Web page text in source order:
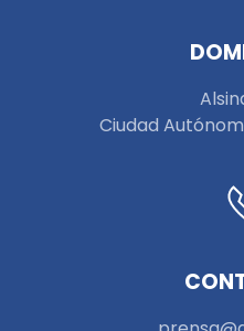
Ciudad